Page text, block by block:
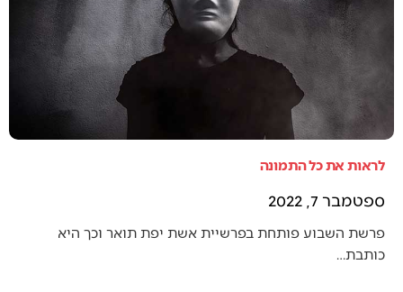
לראות את כל התמונה
ספטמבר 7, 2022
פרשת השבוע פותחת בפרשיית אשת יפת תואר וכך היא
כותבת…